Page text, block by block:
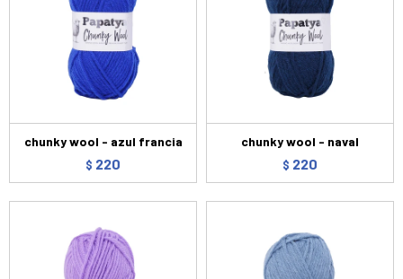
chunky wool - azul francia
$ 220
chunky wool - naval
$ 220